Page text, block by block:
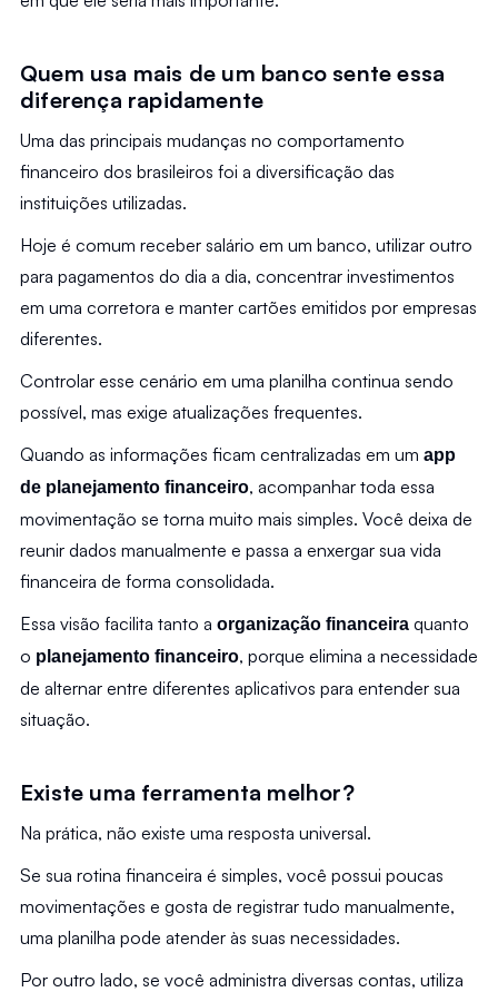
Quem usa mais de um banco sente essa
diferença rapidamente
Uma das principais mudanças no comportamento
financeiro dos brasileiros foi a diversificação das
instituições utilizadas.
Hoje é comum receber salário em um banco, utilizar outro
para pagamentos do dia a dia, concentrar investimentos
em uma corretora e manter cartões emitidos por empresas
diferentes.
Controlar esse cenário em uma planilha continua sendo
possível, mas exige atualizações frequentes.
Quando as informações ficam centralizadas em um app
de planejamento financeiro, acompanhar toda essa
movimentação se torna muito mais simples. Você deixa de
reunir dados manualmente e passa a enxergar sua vida
financeira de forma consolidada.
Essa visão facilita tanto a organização financeira quanto
o planejamento financeiro, porque elimina a necessidade
de alternar entre diferentes aplicativos para entender sua
situação.
Existe uma ferramenta melhor?
Na prática, não existe uma resposta universal.
Se sua rotina financeira é simples, você possui poucas
movimentações e gosta de registrar tudo manualmente,
uma planilha pode atender às suas necessidades.
Por outro lado, se você administra diversas contas, utiliza